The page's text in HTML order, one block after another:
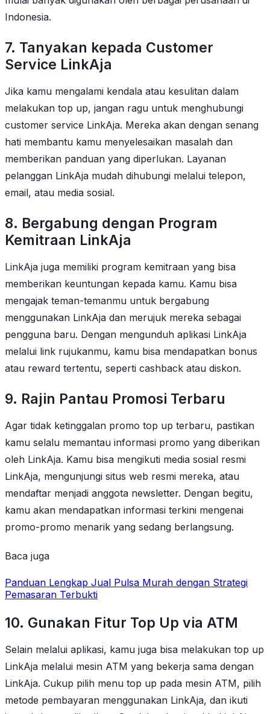
Indonesia.
7. Tanyakan kepada Customer
Service LinkAja
Jika kamu mengalami kendala atau kesulitan dalam
melakukan top up, jangan ragu untuk menghubungi
customer service LinkAja. Mereka akan dengan senang
hati membantu kamu menyelesaikan masalah dan
memberikan panduan yang diperlukan. Layanan
pelanggan LinkAja mudah dihubungi melalui telepon,
email, atau media sosial.
8. Bergabung dengan Program
Kemitraan LinkAja
LinkAja juga memiliki program kemitraan yang bisa
memberikan keuntungan kepada kamu. Kamu bisa
mengajak teman-temanmu untuk bergabung
menggunakan LinkAja dan merujuk mereka sebagai
pengguna baru. Dengan mengunduh aplikasi LinkAja
melalui link rujukanmu, kamu bisa mendapatkan bonus
atau reward tertentu, seperti cashback atau diskon.
9. Rajin Pantau Promosi Terbaru
Agar tidak ketinggalan promo top up terbaru, pastikan
kamu selalu memantau informasi promo yang diberikan
oleh LinkAja. Kamu bisa mengikuti media sosial resmi
LinkAja, mengunjungi situs web resmi mereka, atau
mendaftar menjadi anggota newsletter. Dengan begitu,
kamu akan mendapatkan informasi terkini mengenai
promo-promo menarik yang sedang berlangsung.
Baca juga
Panduan Lengkap Jual Pulsa Murah dengan Strategi
Pemasaran Terbukti
10. Gunakan Fitur Top Up via ATM
Selain melalui aplikasi, kamu juga bisa melakukan top up
LinkAja melalui mesin ATM yang bekerja sama dengan
LinkAja. Cukup pilih menu top up pada mesin ATM, pilih
metode pembayaran menggunakan LinkAja, dan ikuti